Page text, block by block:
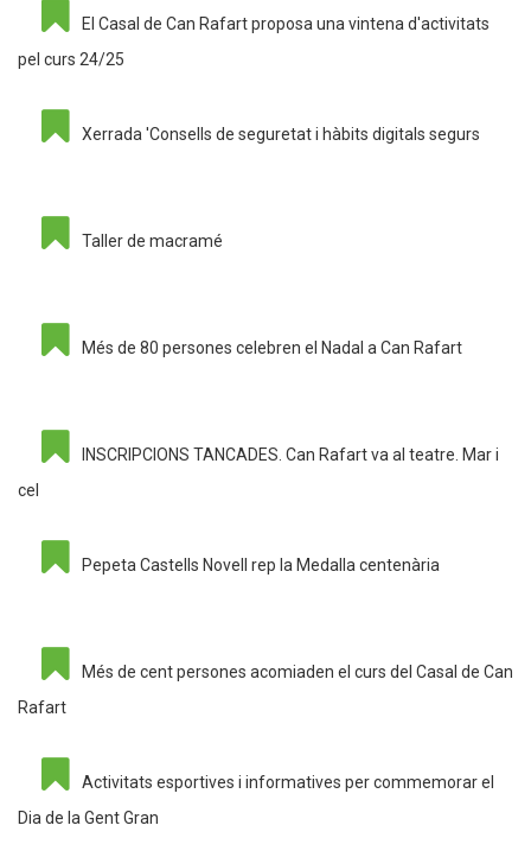
El Casal de Can Rafart proposa una vintena d'activitats
pel curs 24/25
Xerrada 'Consells de seguretat i hàbits digitals segurs
Taller de macramé
Més de 80 persones celebren el Nadal a Can Rafart
INSCRIPCIONS TANCADES. Can Rafart va al teatre. Mar i
cel
Pepeta Castells Novell rep la Medalla centenària
Més de cent persones acomiaden el curs del Casal de Can
Rafart
Activitats esportives i informatives per commemorar el
Dia de la Gent Gran